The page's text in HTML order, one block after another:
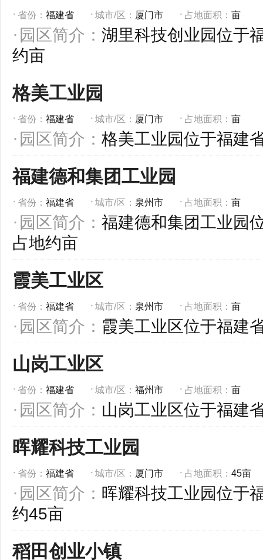
省份： 福建省 城市/区： 厦门市 占地面积： 亩
园区简介： 湖里科技创业园位于
约亩
格美工业园
省份： 福建省 城市/区： 厦门市 占地面积： 亩
园区简介： 格美工业园位于福建
福建德和集团工业园
省份： 福建省 城市/区： 泉州市 占地面积： 亩
园区简介： 福建德和集团工业园
占地约亩
霞美工业区
省份： 福建省 城市/区： 泉州市 占地面积： 亩
园区简介： 霞美工业区位于福建
山岗工业区
省份： 福建省 城市/区： 福州市 占地面积： 亩
园区简介： 山岗工业区位于福建
晖耀科技工业园
省份： 福建省 城市/区： 厦门市 占地面积： 45亩
园区简介： 晖耀科技工业园位于
约45亩
稻田创业小镇